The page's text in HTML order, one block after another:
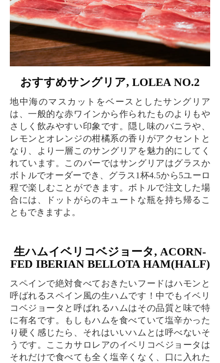
おすすめサングリア, LOLEA NO.2
地中海のマスカットをベースとしたサングリア
は、一般的な赤ワインから作られたものよりもや
さしく飲みやすい印象です。隠し味のバニラや、
レモンとオレンジの柑橘系の香りがアクセントと
なり、より一層このサングリアを魅力的にしてく
れています。このバーではサングリアはグラスか
ボトルでオーダーでき、グラス1杯4.5から5ユーロ
程で楽しむことができます。ボトルで注文した場
合には、ドットがらのキュートな瓶を持ち帰るこ
ともできますよ。
生ハムイベリコベジョータ, ACORN-
FED IBERIAN BELLOTA HAM(HALF)
スペインで絶対食べておきたいフードはハモンと
呼ばれるスペイン風の生ハムです！中でもイベリ
コベジョータと呼ばれるハムはその品質と味で特
に有名です。もしもハムを食べていて塩辛かった
り硬く感じたら、それはいいハムとは呼べないそ
うです。ここカサロレアのイベリコベジョータは
それだけで食べても全く塩辛くなく、口に入れた